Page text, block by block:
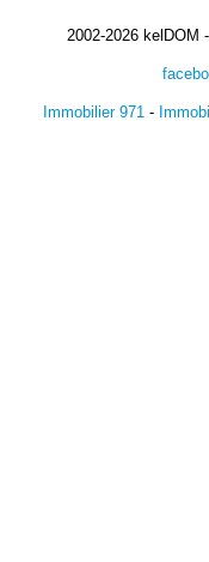
2002-2026 kelDOM -
Immobilier 971 -